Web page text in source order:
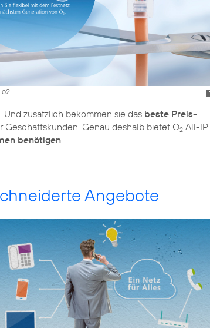
o2
zusätzlich bekommen sie das beste Preis-
Genau deshalb bietet O2 All-IP
benötigen.
Angebote